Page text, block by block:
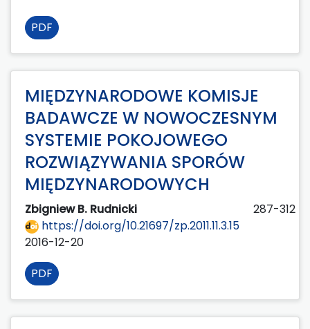
PDF
MIĘDZYNARODOWE KOMISJE
BADAWCZE W NOWOCZESNYM
SYSTEMIE POKOJOWEGO
ROZWIĄZYWANIA SPORÓW
MIĘDZYNARODOWYCH
Zbigniew B. Rudnicki
287-312
https://doi.org/10.21697/zp.2011.11.3.15
2016-12-20
PDF